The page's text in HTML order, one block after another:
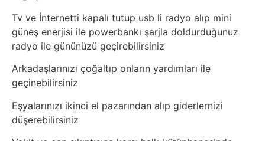
Tv ve İnternetti kapalı tutup usb li radyo alıp mini
güneş enerjisi ile powerbankı şarjla doldurduğunuz
radyo ile gününüzü geçirebilirsiniz
Arkadaşlarınızı çoğaltıp onların yardımları ile
geçinebilirsiniz
Eşyalarınızı ikinci el pazarından alıp giderlernizi
düşerebilirsiniz